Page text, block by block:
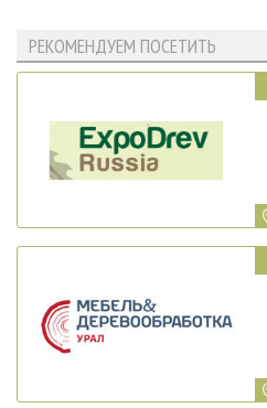
РЕКОМЕНДУЕМ ПОСЕТИТЬ